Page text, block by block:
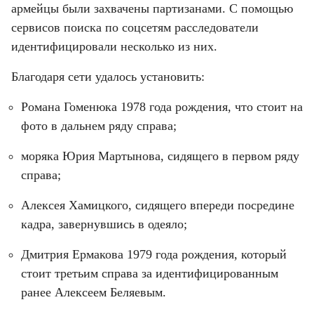
армейцы были захвачены партизанами. С помощью
сервисов поиска по соцсетям расследователи
идентифицировали несколько из них.
Благодаря сети удалось установить:
Романа Гоменюка 1978 года рождения, что стоит на
фото в дальнем ряду справа;
моряка Юрия Мартынова, сидящего в первом ряду
справа;
Алексея Хамицкого, сидящего впереди посредине
кадра, завернувшись в одеяло;
Дмитрия Ермакова 1979 года рождения, который
стоит третьим справа за идентифицированным
ранее Алексеем Беляевым.